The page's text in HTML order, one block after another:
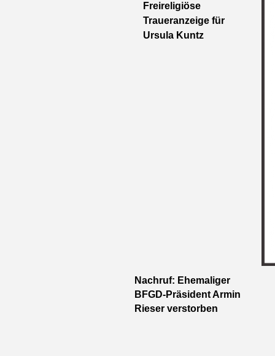
Freireligiöse
Traueranzeige für
Ursula Kuntz
Nachruf: Ehemaliger
BFGD-Präsident Armin
Rieser verstorben